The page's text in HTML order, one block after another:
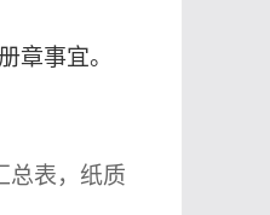
章事宜。
总表，纸质